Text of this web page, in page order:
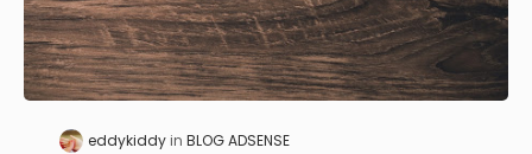
eddykiddy BLOG ADSENSE